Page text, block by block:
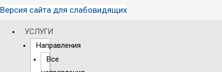
Версия сайта для слабовидящих
УСЛУГИ
Направления
Все